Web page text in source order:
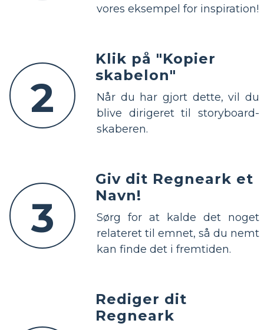
vores eksempel for inspiration!
2
Klik på "Kopier
skabelon"
Når du har gjort dette, vil du
blive dirigeret til storyboard-
skaberen.
3
Giv dit Regneark et
Navn!
Sørg for at kalde det noget
relateret til emnet, så du nemt
kan finde det i fremtiden.
Rediger dit
Regneark